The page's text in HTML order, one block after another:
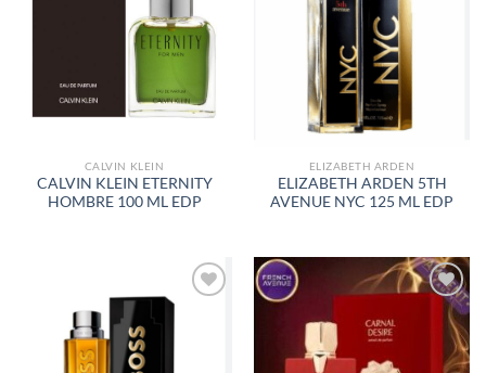
LISTA
DE
CALVIN KLEIN
CALVIN KLEIN ETERNITY
HOMBRE 100 ML EDP
DESEOS
ELIZABETH ARDEN
ELIZABETH ARDEN 5TH
AVENUE NYC 125 ML EDP